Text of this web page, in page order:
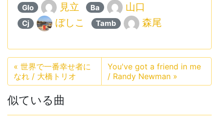
Glo 見立 Ba 山口
Cj ぼしこ Tamb 森尾
« 世界で一番幸せ者に
なれ / 大橋トリオ
You've got a friend in me
/ Randy Newman »
似ている曲